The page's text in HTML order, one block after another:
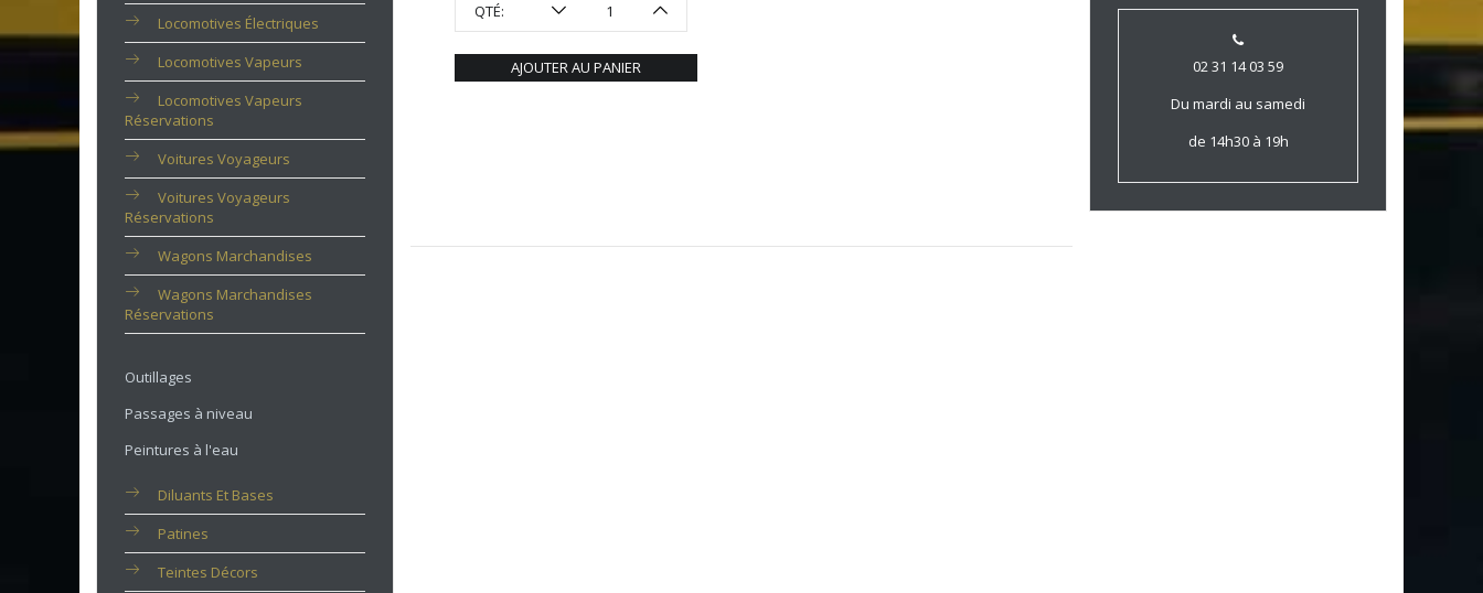
Locomotives Électriques
Locomotives Vapeurs
Locomotives Vapeurs
Réservations
Voitures Voyageurs
Voitures Voyageurs
Réservations
Wagons Marchandises
Wagons Marchandises
Réservations
Outillages
Passages à niveau
Peintures à l'eau
Diluants Et Bases
Patines
Teintes Décors
QTÉ:
AJOUTER AU PANIER
02 31 14 03 59
Du mardi au samedi
de 14h30 à 19h